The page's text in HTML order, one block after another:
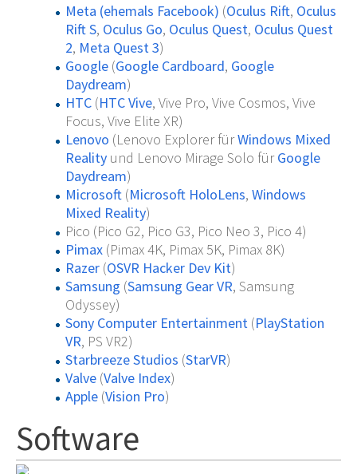
Meta (ehemals Facebook) (Oculus Rift, Oculus
Rift S, Oculus Go, Oculus Quest, Oculus Quest
2, Meta Quest 3)
Google(Google Cardboard, Google
Daydream)
HTC(HTC Vive, Vive Pro, Vive Cosmos, Vive
Focus, Vive Elite XR)
Lenovo (Lenovo Explorer fürWindows Mixed
Realityund Lenovo Mirage Solo fürGoogle
Daydream)
Microsoft(Microsoft HoloLens, Windows
Mixed Reality)
Pico (Pico G2, Pico G3, Pico Neo 3, Pico 4)
Pimax(Pimax 4K, Pimax 5K, Pimax 8K)
Razer(OSVR Hacker Dev Kit)
Samsung (Samsung Gear VR, Samsung
Odyssey)
Sony Computer Entertainment (PlayStation
VR, PS VR2)
Starbreeze Studios (StarVR)
Valve(Valve Index)
Apple(Vision Pro)
Software